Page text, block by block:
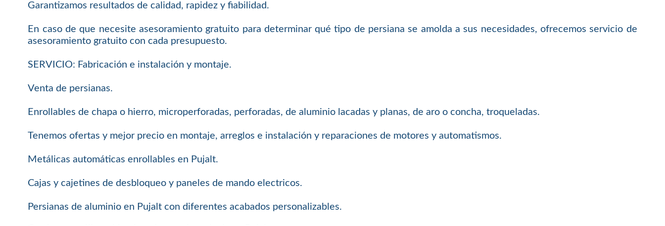
Garantizamos resultados de calidad, rapidez y fiabilidad.
En caso de que necesite asesoramiento gratuito para determinar qué tipo de persiana se amolda a sus necesidades, ofrecemos servicio de
asesoramiento gratuito con cada presupuesto.
SERVICIO: Fabricación e instalación y montaje.
Venta de persianas.
Enrollables de chapa o hierro, microperforadas, perforadas, de aluminio lacadas y planas, de aro o concha, troqueladas.
Tenemos ofertas y mejor precio en montaje, arreglos e instalación y reparaciones de motores y automatismos.
Metálicas automáticas enrollables en Pujalt.
Cajas y cajetines de desbloqueo y paneles de mando electricos.
Persianas de aluminio en Pujalt con diferentes acabados personalizables.